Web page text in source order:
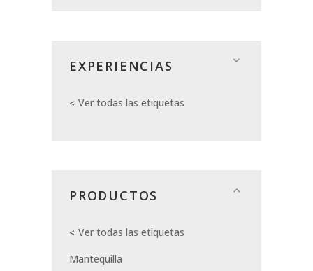
EXPERIENCIAS
Ver todas las etiquetas
PRODUCTOS
Ver todas las etiquetas
Mantequilla